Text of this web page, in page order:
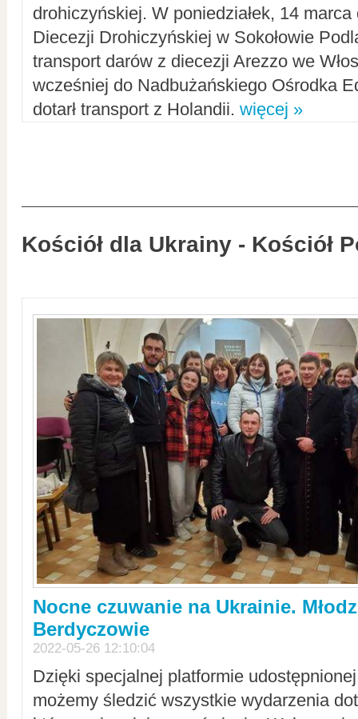
drohiczyńskiej. W poniedziałek, 14
Diecezji Drohiczyńskiej w Sokołowie
transport darów z diecezji Arezzo we
wcześniej do Nadbużańskiego Ośrodka
dotarł transport z Holandii. więcej »
Kościół dla Ukrainy - Kościół
Nocne czuwanie na Ukrainie.
Berdyczowie
2022-05-26 12:10:04
Dzięki specjalnej platformie
możemy śledzić wszystkie wydarzenia